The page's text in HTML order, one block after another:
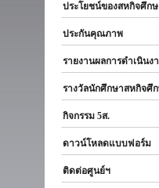
ประโยชน์ของสหกิจศึกษ
ประกันคุณภาพ
รายงานผลการดำเนินง
รางวัลนักศึกษาสหกิจศึก
กิจกรรม 5ส.
ดาวน์โหลดแบบฟอร์ม
ติดต่อศูนย์ฯ